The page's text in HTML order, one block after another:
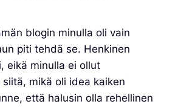
blogin minulla oli vain
piti tehdä se. Henkinen
eikä minulla ei ollut
mikä oli idea kaiken
että halusin olla rehellinen